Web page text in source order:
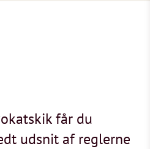
får du
udsnit af reglerne